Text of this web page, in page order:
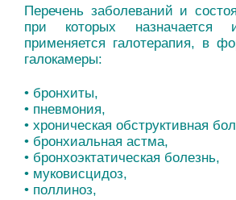
Перечень заболеваний и
при которых назначается
применяется галотерапия, в
галокамеры:
• бронхиты,
• пневмония,
• хроническая обструктивная
• бронхиальная астма,
• бронхоэктатическая болезнь,
• муковисцидоз,
• поллиноз,